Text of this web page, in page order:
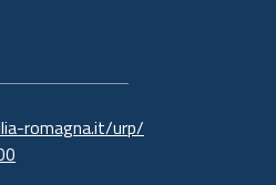
romagna.it/urp/